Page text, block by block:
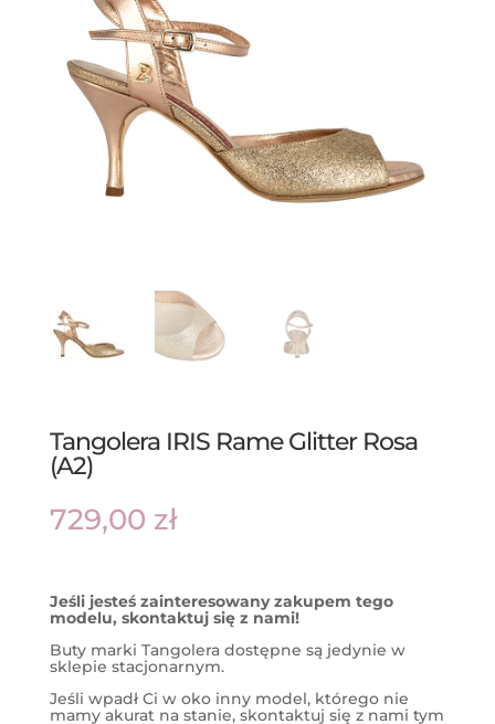
Tangolera IRIS Rame Glitter Rosa
(A2)
729,00 zł
Jeśli jesteś zainteresowany zakupem tego
modelu, skontaktuj się z nami!
Buty marki Tangolera dostępne są jedynie w
sklepie stacjonarnym.
Jeśli wpadł Ci w oko inny model, którego nie
mamy akurat na stanie, skontaktuj się z nami tym